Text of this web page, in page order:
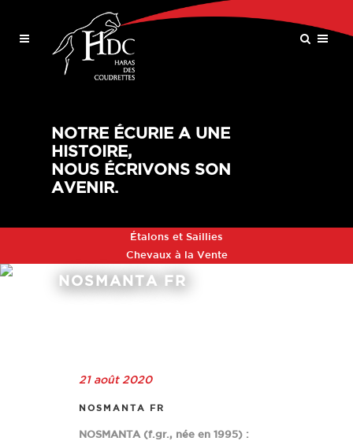
NOTRE ÉCURIE A UNE
HISTOIRE,
NOUS ÉCRIVONS SON
AVENIR.
Étalons et Saillies
Chevaux à la Vente
NOSMANTA FR
21 août 2020
NOSMANTA FR
NOSMANTA (f.gr., née en 1995) :